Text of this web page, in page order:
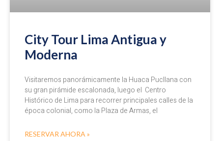
City Tour Lima Antigua y
Moderna
Visitaremos panorámicamente la Huaca Pucllana con
su gran pirámide escalonada, luego el Centro
Histórico de Lima para recorrer principales calles de la
época colonial, como la Plaza de Armas, el
RESERVAR AHORA »